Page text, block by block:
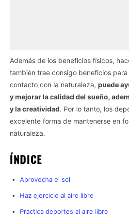
Además de los beneficios físicos,
también trae consigo beneficios
contacto con la naturaleza, puede
y mejorar la calidad del sueño,
y la creatividad. Por lo tanto, los
excelente forma de mantenerse en
naturaleza.
ÍNDICE
Aprovecha el sol
Haz ejercicio al aire libre
Practica deportes al aire libre